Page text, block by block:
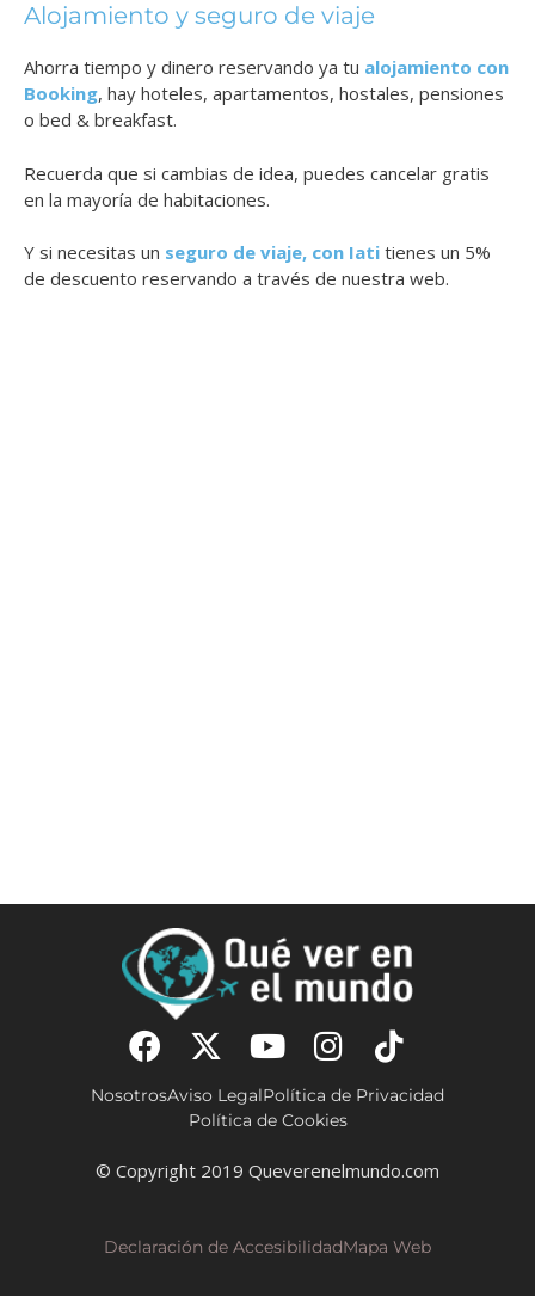
Alojamiento y seguro de viaje
Ahorra tiempo y dinero reservando ya tu alojamiento con
Booking, hay hoteles, apartamentos, hostales, pensiones
o bed & breakfast.
Recuerda que si cambias de idea, puedes cancelar gratis
en la mayoría de habitaciones.
Y si necesitas un seguro de viaje, con Iati tienes un 5%
de descuento reservando a través de nuestra web.
NosotrosAviso LegalPolítica de Privacidad
Política de Cookies
© Copyright 2019 Queverenelmundo.com
Declaración de AccesibilidadMapa Web